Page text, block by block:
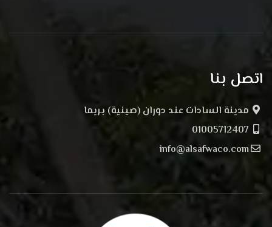
اتصل بنا
مدينة السادات عند دوران (صينية) بريما
info@alsafwaco.com